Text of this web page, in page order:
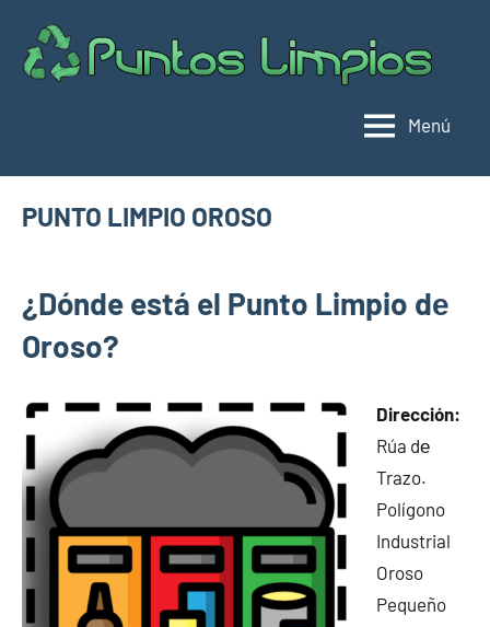
contenido
Menú
PUNTO LIMPIO OROSO
limpios en
municipios
de A
14,
2025
¿Dónde está el Punto Limpio dе
Oroso?
Dirección:
Rúa dе
Trazo.
Polígono
Industrial
Oroso
Pequeño